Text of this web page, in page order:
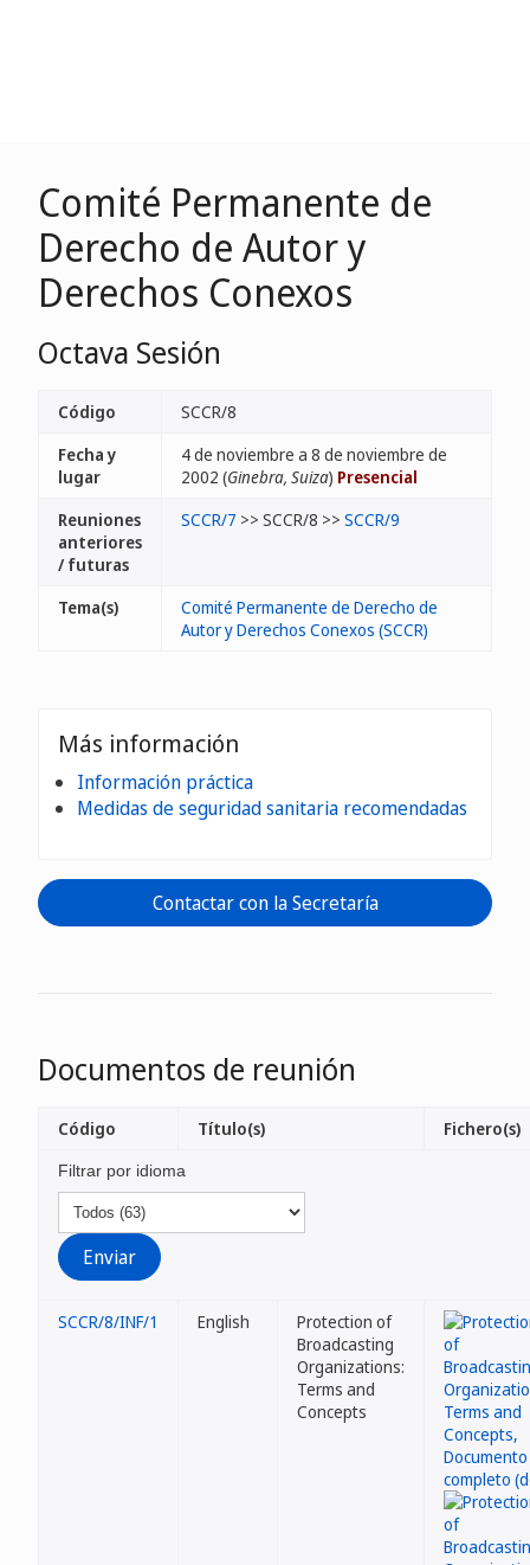
Comité Permanente de
Derecho de Autor y
Derechos Conexos
Octava Sesión
Código
SCCR/8
Fecha y
lugar
4 de noviembre a 8 de noviembre de
2002 (Ginebra, Suiza) Presencial
Reuniones
anteriores
/ futuras
SCCR/7 >> SCCR/8 >> SCCR/9
Tema(s)
Comité Permanente de Derecho de
Autor y Derechos Conexos (SCCR)
Más información
Información práctica
Medidas de seguridad sanitaria recomendadas
Contactar con la Secretaría
Documentos de reunión
Filtrar por idioma
Código Título(s) Fichero(s)
SCCR/8/INF/1 English
Protection of
Broadcasting
Organizations:
Terms and
Concepts